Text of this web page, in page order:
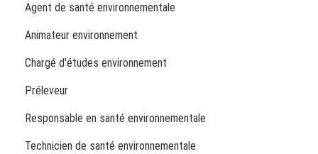
Agent de santé environnementale
Animateur environnement
Chargé d'études environnement
Préleveur
Responsable en santé environnementale
Technicien de santé environnementale